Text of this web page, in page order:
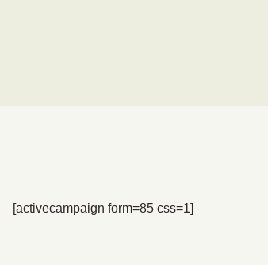
[activecampaign form=85 css=1]